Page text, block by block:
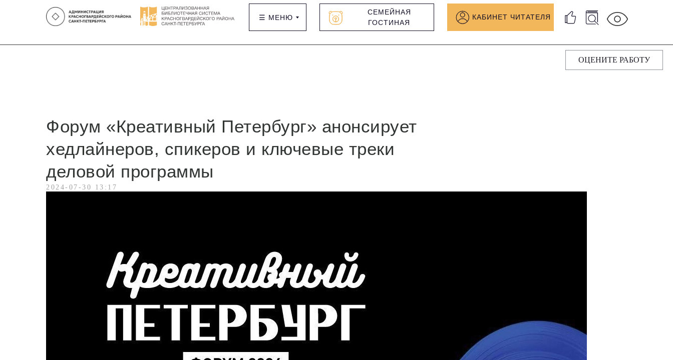
КАБИНЕТ ЧИТАТЕЛЯ
☰ МЕНЮ
СЕМЕЙНАЯ
ГОСТИНАЯ
ОЦЕНИТЕ РАБОТУ
Форум «Креативный Петербург» анонсирует
хедлайнеров, спикеров и ключевые треки
деловой программы
2024-07-30 13:17